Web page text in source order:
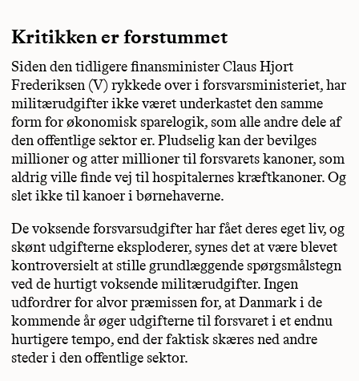
Kritikken er forstummet
Siden den tidligere finansminister Claus Hjort
Frederiksen (V) rykkede over i forsvarsministeriet, har
militærudgifter ikke været underkastet den samme
form for økonomisk sparelogik, som alle andre dele af
den offentlige sektor er. Pludselig kan der bevilges
millioner og atter millioner til forsvarets kanoner, som
aldrig ville finde vej til hospitalernes kræftkanoner. Og
slet ikke til kanoer i børnehaverne.
De voksende forsvarsudgifter har fået deres eget liv, og
skønt udgifterne eksploderer, synes det at være blevet
kontroversielt at stille grundlæggende spørgsmålstegn
ved de hurtigt voksende militærudgifter. Ingen
udfordrer for alvor præmissen for, at Danmark i de
kommende år øger udgifterne til forsvaret i et endnu
hurtigere tempo, end der faktisk skæres ned andre
steder i den offentlige sektor.